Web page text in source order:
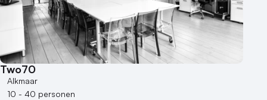
Two70
Alkmaar
10 - 40 personen